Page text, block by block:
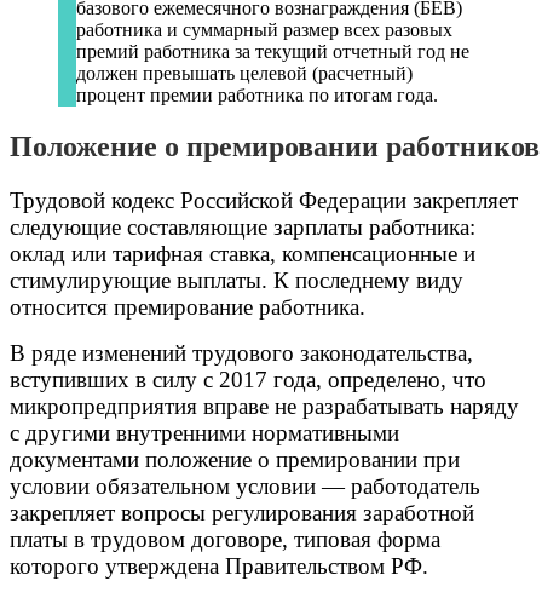
базового ежемесячного вознаграждения (БЕВ)
работника и суммарный размер всех разовых
премий работника за текущий отчетный год не
должен превышать целевой (расчетный)
процент премии работника по итогам года.
Положение о премировании работников
Трудовой кодекс Российской Федерации закрепляет
следующие составляющие зарплаты работника:
оклад или тарифная ставка, компенсационные и
стимулирующие выплаты. К последнему виду
относится премирование работника.
В ряде изменений трудового законодательства,
вступивших в силу с 2017 года, определено, что
микропредприятия вправе не разрабатывать наряду
с другими внутренними нормативными
документами положение о премировании при
условии обязательном условии — работодатель
закрепляет вопросы регулирования заработной
платы в трудовом договоре, типовая форма
которого утверждена Правительством РФ.